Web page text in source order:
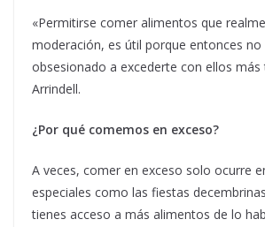
«Permitirse comer alimentos que
moderación, es útil porque entonces no
obsesionado a excederte con ellos más
Arrindell.
¿Por qué comemos en exceso?
A veces, comer en exceso solo ocurre
especiales como las fiestas
tienes acceso a más alimentos de lo